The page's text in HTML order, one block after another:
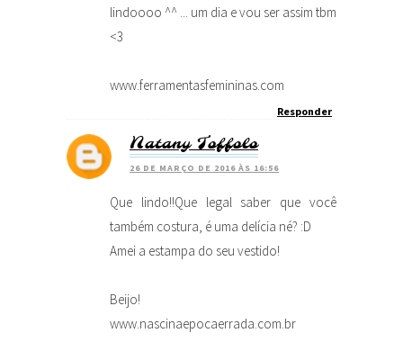
lindoooo ^^ ... um dia e vou ser assim tbm
<3
www.ferramentasfemininas.com
Responder
Natany Toffolo
26 DE MARÇO DE 2016 ÀS 16:56
Que lindo!!Que legal saber que você
também costura, é uma delícia né? :D
Amei a estampa do seu vestido!
Beijo!
www.nascinaepocaerrada.com.br